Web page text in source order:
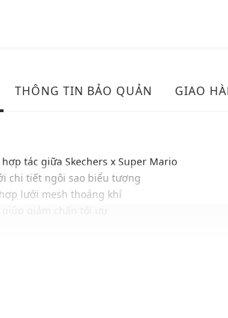
THÔNG TIN BẢO QUẢN GIAO
tác giữa Skechers x Super Mario
chi tiết ngôi sao biểu tượng
lưới mesh thoáng khí